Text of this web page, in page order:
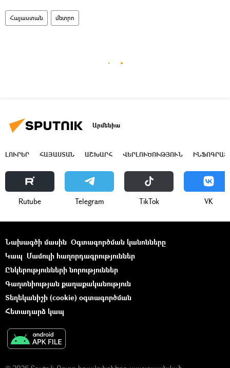
Հայաստան մետրո
Արմենիա
ԼՈՒՐԵՐ ՀԱՅԱՍՏԱՆ ԱՇԽԱՐՀ ՎԵՐԼՈՒԾՈՒԹՅՈՒՆ
Rutube Telegram ТikТоk VK
Նախագծի մասին Օգտագործման կանոնները
Կապ Մամուլի հաղորդագրություններ
Ընկերությունների նորություններ
Գաղտնիության քաղաքականություն
Տեղեկանիշի (cookie) օգտագործման
Հետադարձ կապ